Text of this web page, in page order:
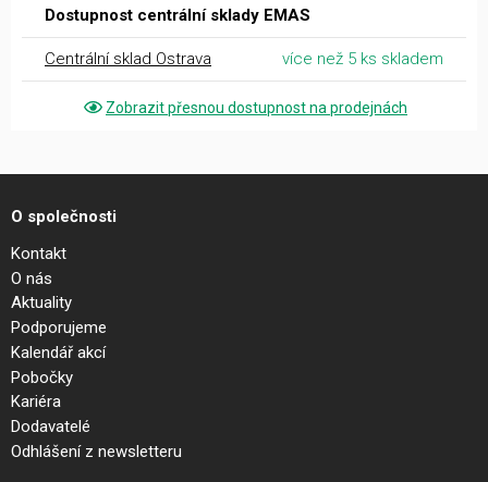
Dostupnost centrální sklady EMAS
Centrální sklad Ostrava více než 5 ks skladem
Zobrazit přesnou dostupnost na prodejnách
O společnosti
Kontakt
O nás
Aktuality
Podporujeme
Kalendář akcí
Pobočky
Kariéra
Dodavatelé
Odhlášení z newsletteru